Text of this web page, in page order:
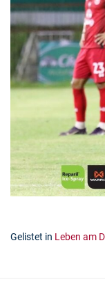
Gelistet in Leben am